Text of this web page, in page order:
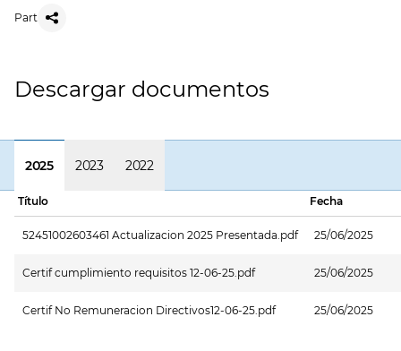
Part
Descargar documentos
2025 2023 2022
Título Fecha
52451002603461 Actualizacion 2025 Presentada.pdf 25/06/2025
Certif cumplimiento requisitos 12-06-25.pdf 25/06/2025
Certif No Remuneracion Directivos12-06-25.pdf 25/06/2025